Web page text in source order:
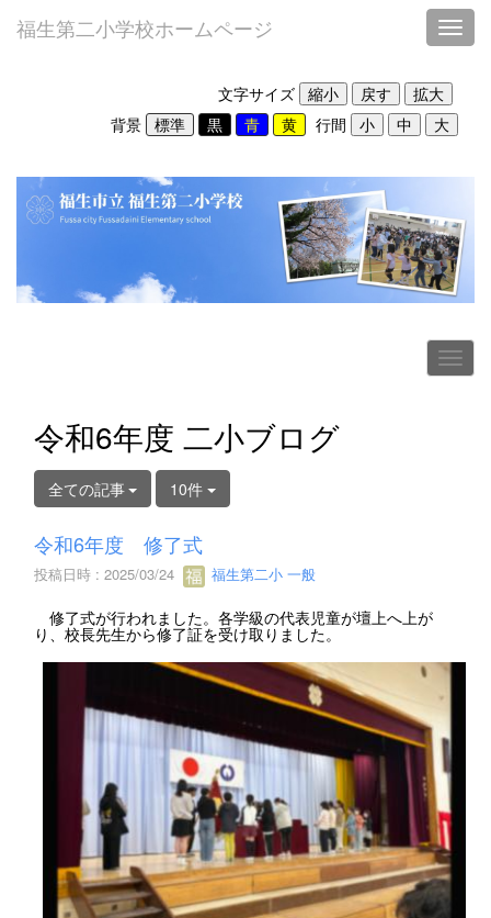
福生第二小学校ホームページ
文字サイズ
背景
行間
令和6年度 二小ブログ
全ての記事 10件
令和6年度 修了式
投稿日時 : 2025/03/24 福生第二小 一般
修了式が行われました。各学級の代表児童が壇上へ上が
り、校長先生から修了証を受け取りました。